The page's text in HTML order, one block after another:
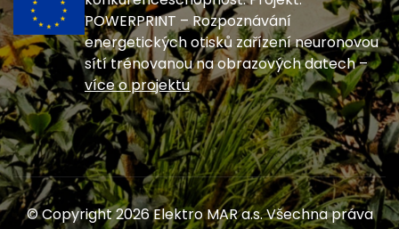
POWERPRINT – Rozpoznávání
energetických otisků zařízení neuronovou
sítí trénovanou na obrazových datech –
více o projektu
© Copyright 2026 Elektro MAR a.s. Všechna práva